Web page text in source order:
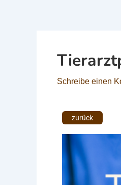
Schreibe einen